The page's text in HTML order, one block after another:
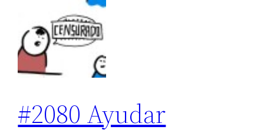
#2080 Ayudar